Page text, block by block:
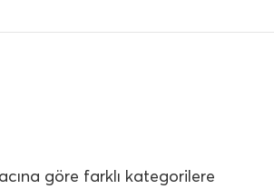
göre farklı kategorilere